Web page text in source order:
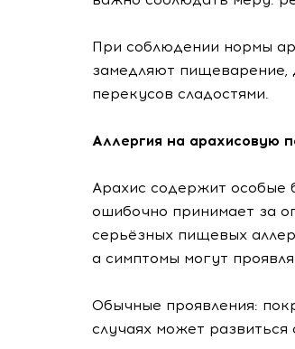
При соблюдении нормы
замедляют пищеварение,
перекусов сладостями.
Аллергия на арахисовую
Арахис содержит особые
ошибочно принимает за
серьёзных пищевых
а симптомы могут
Обычные проявления:
случаях может